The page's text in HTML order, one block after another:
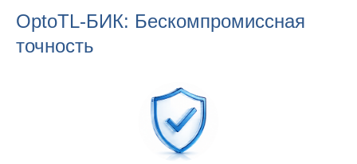
OptoTL-БИК: Бескомпромиссная
точность